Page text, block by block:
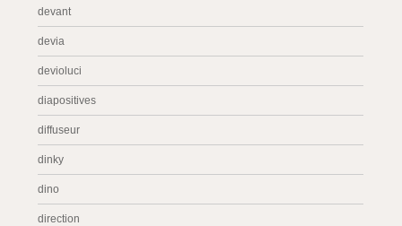
devant
devia
devioluci
diapositives
diffuseur
dinky
dino
direction